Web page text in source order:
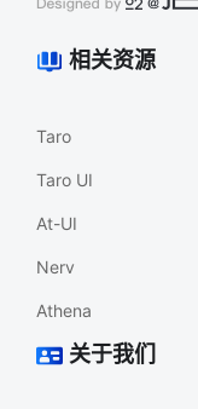
相关资源
Taro
Taro UI
At-UI
Nerv
Athena
关于我们